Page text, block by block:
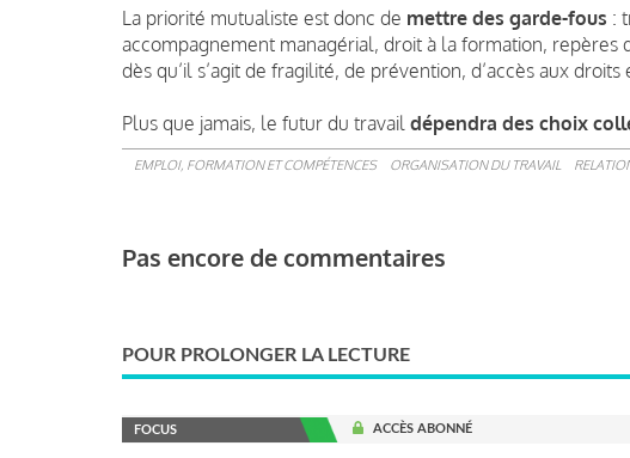
La priorité mutualiste est donc de mettre des garde-fous :
accompagnement managérial, droit à la formation, repères
dès qu’il s’agit de fragilité, de prévention, d’accès aux
Plus que jamais, le futur du travail dépendra des choix
EMPLOI, FORMATION ET COMPÉTENCES ORGANISATION DU TRAVAIL
Pas encore de commentaires
POUR PROLONGER LA LECTURE
FOCUS ACCÈS ABONNÉ